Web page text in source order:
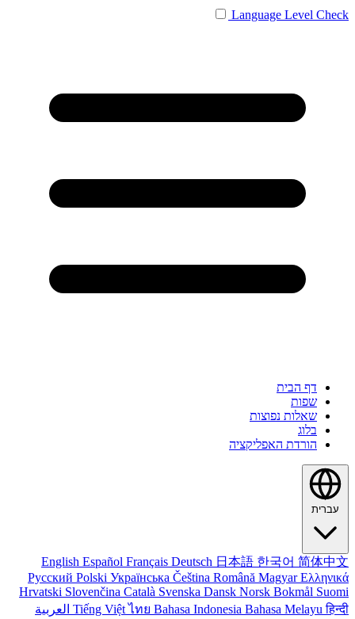
Language Level Check
דף הבית
שפות
שאלות נפוצות
בלוג
הורדת האפליקציה
עברית
English Español Français Deutsch 日本語 한국어 简体中文
Русский Polski Українська Čeština Română MagyarΕλληνικά
Hrvatski Slovenčina Català Svenska Dansk Norsk Bokmål Suomi
Tiếng Việtไทย Bahasa Indonesia Bahasa Melayuहिन्दी
العربية